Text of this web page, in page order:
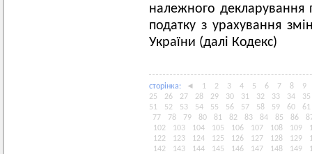
належного декларування
податку з урахування
України (далі Кодекс)
сторiнка: ◄ 1 2 3 4 5 6 7 8
9
25
26 27 28 29 30 31 32 33 34
35
51
52 53 54 55 56 57 58 59 60
61
77
78 79 80 81 82 83 84 85 86
102
103 104 105 106 107 108 109
122
123 124 125 126 127 128 129
142
143 144 145 146 147 148 149